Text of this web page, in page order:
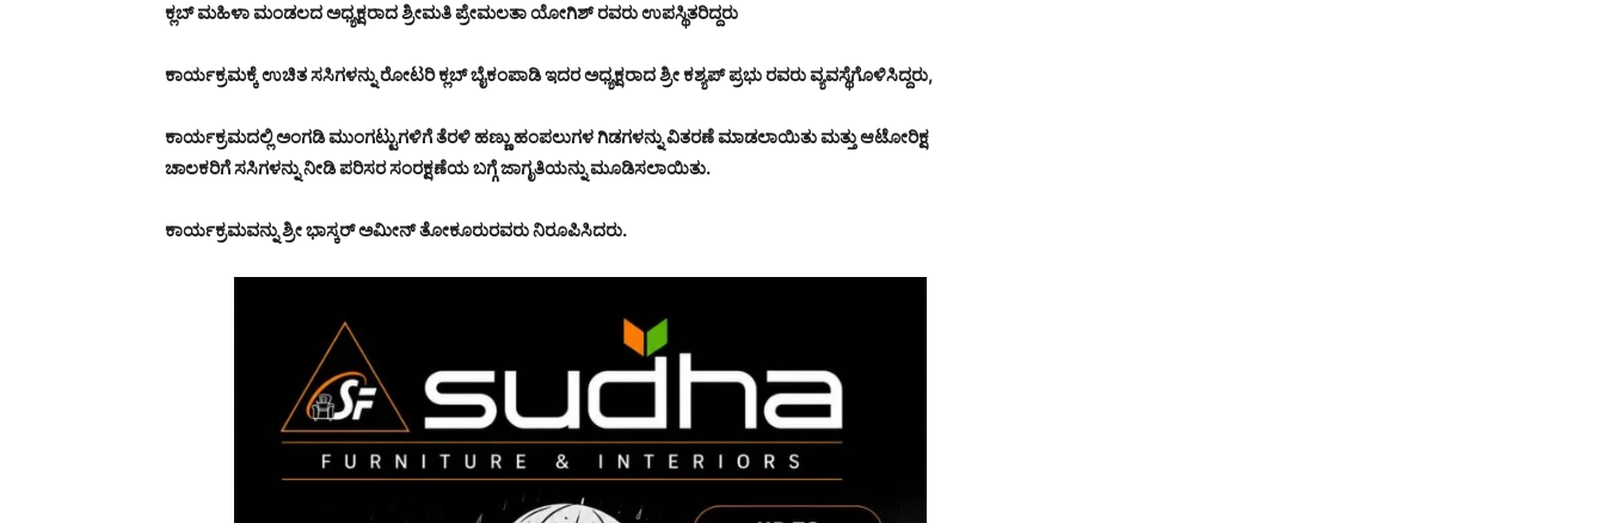
ಕ್ಲಬ್ ಮಹಿಳಾ ಮಂಡಲದ ಅಧ್ಯಕ್ಷರಾದ ಶ್ರೀಮತಿ ಪ್ರೇಮಲತಾ ಯೋಗಿಶ್ ರವರು ಉಪಸ್ಥಿತರಿದ್ದರು
ಕಾರ್ಯಕ್ರಮಕ್ಕೆ ಉಚಿತ ಸಸಿಗಳನ್ನು ರೋಟರಿ ಕ್ಲಬ್ ಬೈಕಂಪಾಡಿ ಇದರ ಅಧ್ಯಕ್ಷರಾದ ಶ್ರೀ ಕಶ್ಯಪ್ ಪ್ರಭು ರವರು ವ್ಯವಸ್ಥೆಗೊಳಿಸಿದ್ದರು,
ಕಾರ್ಯಕ್ರಮದಲ್ಲಿ ಅಂಗಡಿ ಮುಂಗಟ್ಟುಗಳಿಗೆ ತೆರಳಿ ಹಣ್ಣು ಹಂಪಲುಗಳ ಗಿಡಗಳನ್ನು ವಿತರಣೆ ಮಾಡಲಾಯಿತು ಮತ್ತು ಆಟೋರಿಕ್ಷ
ಚಾಲಕರಿಗೆ ಸಸಿಗಳನ್ನು ನೀಡಿ ಪರಿಸರ ಸಂರಕ್ಷಣೆಯ ಬಗ್ಗೆ ಜಾಗೃತಿಯನ್ನು ಮೂಡಿಸಲಾಯಿತು.
ಕಾರ್ಯಕ್ರಮವನ್ನು ಶ್ರೀ ಭಾಸ್ಕರ್ ಅಮೀನ್ ತೋಕೂರುರವರು ನಿರೂಪಿಸಿದರು.